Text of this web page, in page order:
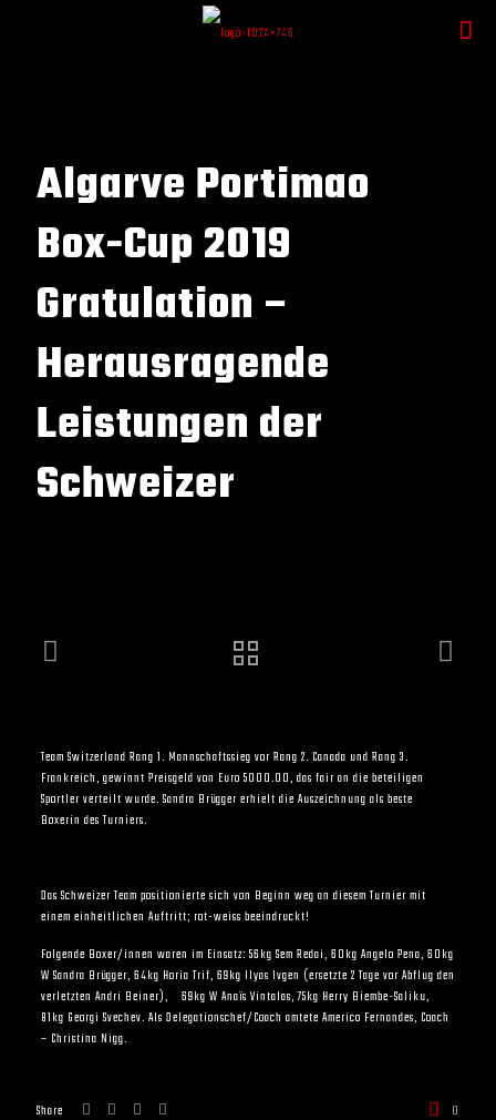
Algarve Portimao
Box-Cup 2019
Gratulation –
Herausragende
Leistungen der
Schweizer
Team Switzerland Rang 1. Mannschaftssieg vor Rang 2. Canada und Rang 3.
Frankreich, gewinnt Preisgeld von Euro 5000.00, das fair an die beteiligen
Sportler verteilt wurde. Sandra Brügger erhielt die Auszeichnung als beste
Boxerin des Turniers.
Das Schweizer Team positionierte sich von Beginn weg an diesem Turnier mit
einem einheitlichen Auftritt; rot-weiss beeindruckt!
Folgende Boxer/innen waren im Einsatz: 56kg Sem Redai, 60kg Angelo Pena, 60kg
W Sandra Brügger, 64kg Horia Trif, 69kg Ilyas Ivgen (ersetzte 2 Tage vor Abflug den
verletzten Andri Beiner), 69kg W Anaïs Vintalas, 75kg Herry Biembe-Saliku,
81kg Georgi Svechev. Als Delegationschef/Coach amtete Americo Fernandes, Coach
– Christina Nigg.
Share 0